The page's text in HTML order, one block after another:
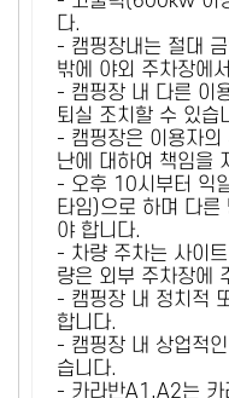
다.
- 캠핑장내는 절대
밖에 야외 주차장에
- 캠핑장 내 다른 이
퇴실 조치할 수 있습
- 캠핑장은 이용자
난에 대하여 책임을
- 오후 10시부터 익
타임)으로 하며 다른
야 합니다.
- 차량 주차는 사이
량은 외부 주차장에
- 캠핑장 내 정치적
합니다.
- 캠핑장 내 상업적
습니다.
- 카라반A1,A2는 카